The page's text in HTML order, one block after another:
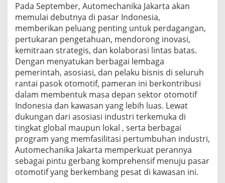
K
u
t
p
a
d
A
u
t
o
m
c
h
a
n
i
k
Pada September, Automechanika Jakarta akan
memulai debutnya di pasar Indonesia,
memberikan peluang penting untuk perdagangan,
pertukaran pengetahuan, mendorong inovasi,
kemitraan strategis, dan kolaborasi lintas batas.
Dengan menyatukan berbagai lembaga
pemerintah, asosiasi, dan pelaku bisnis di seluruh
rantai pasok otomotif, pameran ini berkontribusi
dalam membentuk masa depan sektor otomotif
Indonesia dan kawasan yang lebih luas. Lewat
dukungan dari asosiasi industri terkemuka di
tingkat global maupun lokal , serta berbagai
program yang memfasilitasi pertumbuhan industri,
Automechanika Jakarta memperkuat perannya
sebagai pintu gerbang komprehensif menuju pasar
otomotif yang berkembang pesat di kawasan ini.